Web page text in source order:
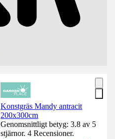
Konstgräs Mandy antracit
200x300cm
Genomsnittligt betyg: 3.8 av 5
stjärnor. 4 Recensioner.